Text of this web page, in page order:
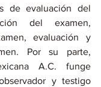
de evaluación del
del examen,
evaluación y
Por su parte,
A.C. funge
y testigo